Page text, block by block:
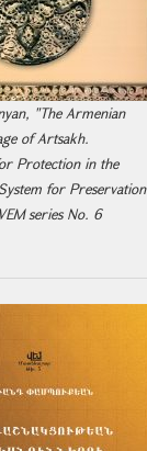
"The Armenian
of Artsakh.
Protection in the
for Preservation
series No. 6